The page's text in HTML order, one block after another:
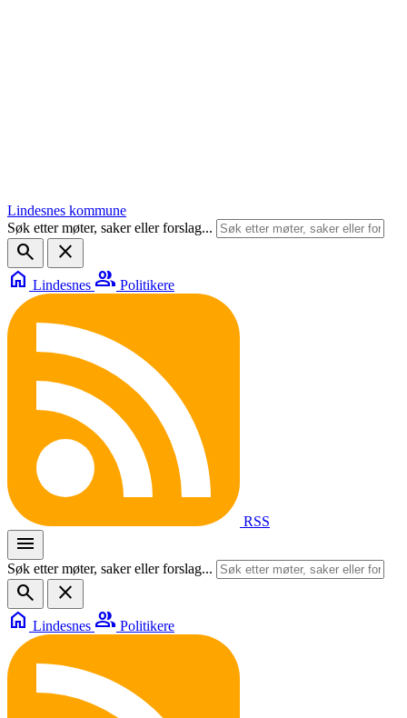
Lindesnes kommune
Søk etter møter, saker eller forslag...
search
close
home Lindesnes group Politikere
RSS
menu
Søk etter møter, saker eller forslag...
search
close
home Lindesnes group Politikere